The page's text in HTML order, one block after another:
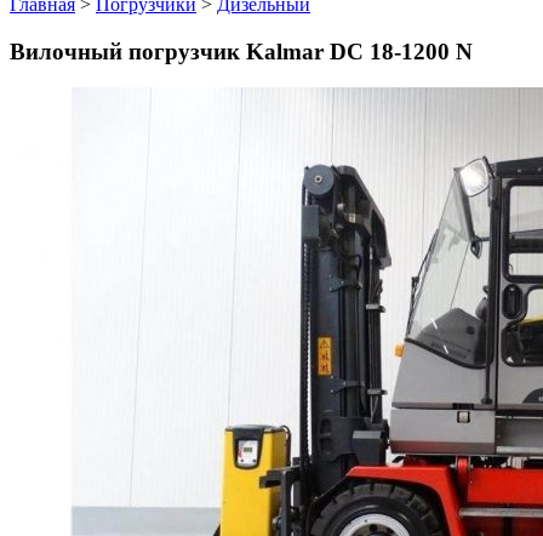
Вилочный погрузчик Kalmar DC 18-1200 N